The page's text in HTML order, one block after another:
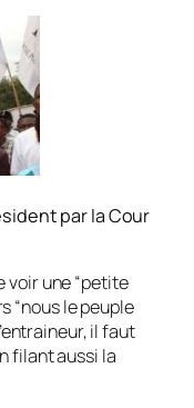
par la Cour
voir une “petite
“nous le peuple
il faut
filant aussi la